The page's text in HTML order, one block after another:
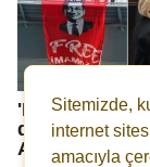
'Free
demişti,
AKP'ye
Sitemizde,
internet
amacıyla